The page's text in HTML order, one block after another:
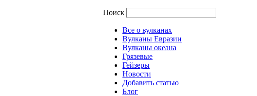
Поиск
Все о вулканах
Вулканы Евразии
Вулканы океана
Грязевые
Гейзеры
Новости
Добавить статью
Блог